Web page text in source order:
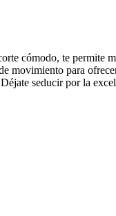
cómodo, te permite
movimiento para
seducir por la